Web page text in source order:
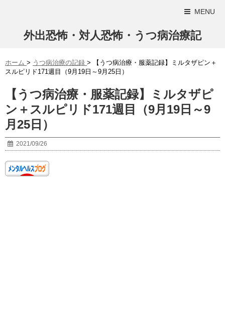
MENU
外出恐怖・対人恐怖・うつ病治療記
ホーム > うつ病治療の記録 >
【うつ病治療・服薬記録】ミルタザピン＋
スルピリド171週目（9月19日～9月25日）
【うつ病治療・服薬記録】ミルタザピ
ン＋スルピリド171週目（9月19日～9
月25日）
2021/09/26